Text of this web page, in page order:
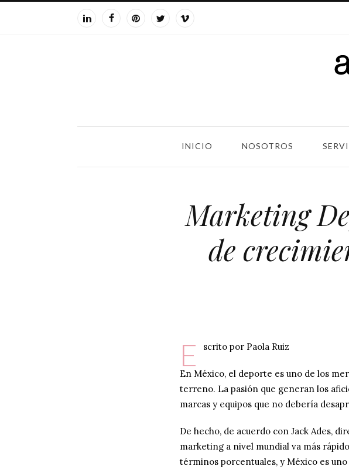
INICIO NOSOTROS
Marketing
de
E scrito por Paola Ruiz
En México, el deporte es uno de los
terreno. La pasión que generan los
marcas y equipos que no debería
De hecho, de acuerdo con Jack Ades,
marketing a nivel mundial va más
términos porcentuales, y México es